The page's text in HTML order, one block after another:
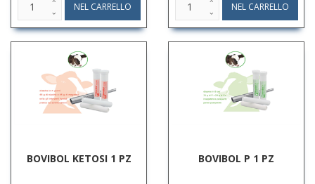
BOVIBOL KETOSI 1 PZ BOVIBOL P 1 PZ